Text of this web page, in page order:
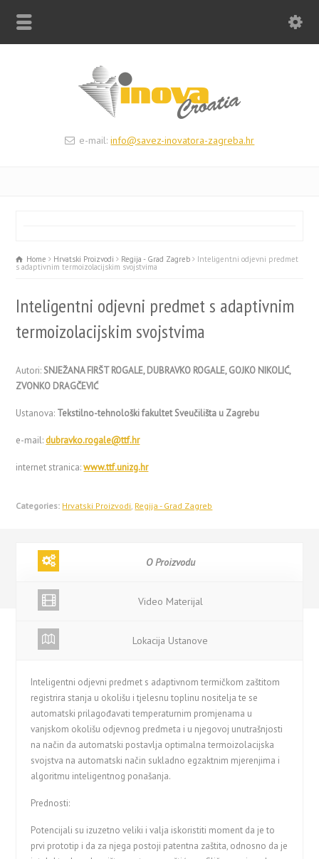
e-mail:info@savez-inovatora-zagreba.hr
Home Hrvatski Proizvodi Regija - Grad Zagreb Inteligentni odjevni predmet
s adaptivnim termoizolacijskim svojstvima
Inteligentni odjevni predmet s adaptivnim
termoizolacijskim svojstvima
Autori: SNJEŽANA FIRŠT ROGALE, DUBRAVKO ROGALE, GOJKO NIKOLIĆ,
ZVONKO DRAGČEVIĆ
Ustanova: Tekstilno-tehnološki fakultet Sveučilišta u Zagrebu
e-mail: dubravko.rogale@ttf.hr
internet stranica:www.ttf.unizg.hr
Categories: Hrvatski Proizvodi, Regija - Grad Zagreb
O Proizvodu
Video Materijal
Lokacija Ustanove
Inteligentni odjevni predmet s adaptivnom termičkom zaštitom
registrira stanja u okolišu i tjelesnu toplinu nositelja te se
automatski prilagođavati temperaturnim promjenama u
vanjskom okolišu odjevnog predmeta i u njegovoj unutrašnjosti
na način da automatski postavlja optimalna termoizolacijska
svojstva na automatski način sukladno egzaktnim mjerenjima i
algoritmu inteligentnog ponašanja.
Prednosti:
Potencijali su izuzetno veliki i valja iskoristiti moment da je to
prvi prototip i da za njega postoji patentna zaštita, odnosno da je